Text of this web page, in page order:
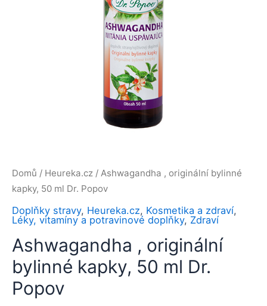
Domů / Heureka.cz / Ashwagandha , originální bylinné
kapky, 50 ml Dr. Popov
Doplňky stravy, Heureka.cz, Kosmetika a zdraví,
Léky, vitamíny a potravinové doplňky, Zdraví
Ashwagandha , originální
bylinné kapky, 50 ml Dr.
Popov